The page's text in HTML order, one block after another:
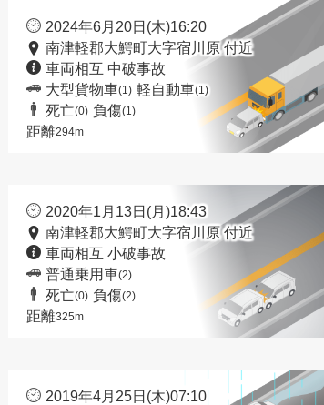
2024年6月20日(木)16:20
南津軽郡大鰐町大字宿川原 付近
車両相互 中破事故
大型貨物車(1) 軽自動車(1)
死亡(0) 負傷(1)
距離294m
2020年1月13日(月)18:43
南津軽郡大鰐町大字宿川原 付近
車両相互 小破事故
普通乗用車(2)
死亡(0) 負傷(2)
距離325m
2019年4月25日(木)07:10